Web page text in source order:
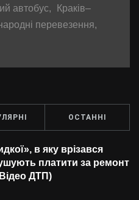
автобус,
Краків–
перевезення,
ОСТАННІ
в яку врізався
платити за ремонт
ДТП)